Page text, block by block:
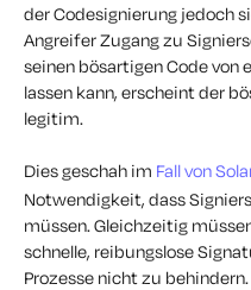
der Codesignierung jedoch
Angreifer Zugang zu
seinen bösartigen Code von
lassen kann, erscheint der
legitim.
Dies geschah im Fall von
Notwendigkeit, dass
müssen. Gleichzeitig
schnelle, reibungslose
Prozesse nicht zu behindern.